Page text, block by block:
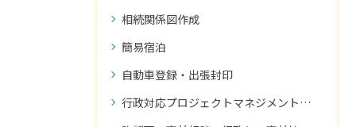
相続関係図作成
簡易宿泊
自動車登録・出張封印
行政対応プロジェクトマネジメント 御社のプロジェクトで、行政とのやり取りを誰が全体管理されていますか？